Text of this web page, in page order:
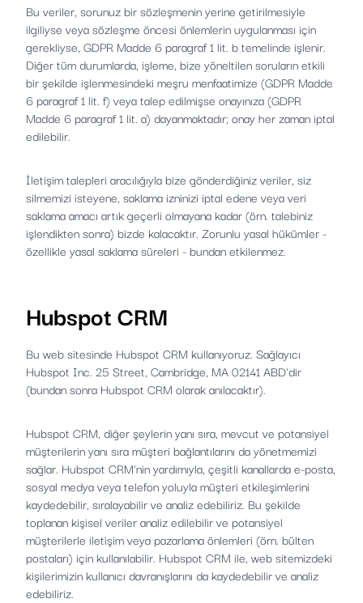
Bu veriler, sorunuz bir sözleşmenin yerine getirilmesiyle
ilgiliyse veya sözleşme öncesi önlemlerin uygulanması için
gerekliyse, GDPR Madde 6 paragraf 1 lit. b temelinde işlenir.
Diğer tüm durumlarda, işleme, bize yöneltilen soruların etkili
bir şekilde işlenmesindeki meşru menfaatimize (GDPR Madde
6 paragraf 1 lit. f) veya talep edilmişse onayınıza (GDPR
Madde 6 paragraf 1 lit. a) dayanmaktadır; onay her zaman iptal
edilebilir.
İletişim talepleri aracılığıyla bize gönderdiğiniz veriler, siz
silmemizi isteyene, saklama izninizi iptal edene veya veri
saklama amacı artık geçerli olmayana kadar (örn. talebiniz
işlendikten sonra) bizde kalacaktır. Zorunlu yasal hükümler -
özellikle yasal saklama süreleri - bundan etkilenmez.
Hubspot CRM
Bu web sitesinde Hubspot CRM kullanıyoruz. Sağlayıcı
Hubspot Inc. 25 Street, Cambridge, MA 02141 ABD'dir
(bundan sonra Hubspot CRM olarak anılacaktır).
Hubspot CRM, diğer şeylerin yanı sıra, mevcut ve potansiyel
müşterilerin yanı sıra müşteri bağlantılarını da yönetmemizi
sağlar. Hubspot CRM'nin yardımıyla, çeşitli kanallarda e-posta,
sosyal medya veya telefon yoluyla müşteri etkileşimlerini
kaydedebilir, sıralayabilir ve analiz edebiliriz. Bu şekilde
toplanan kişisel veriler analiz edilebilir ve potansiyel
müşterilerle iletişim veya pazarlama önlemleri (örn. bülten
postaları) için kullanılabilir. Hubspot CRM ile, web sitemizdeki
kişilerimizin kullanıcı davranışlarını da kaydedebilir ve analiz
edebiliriz.